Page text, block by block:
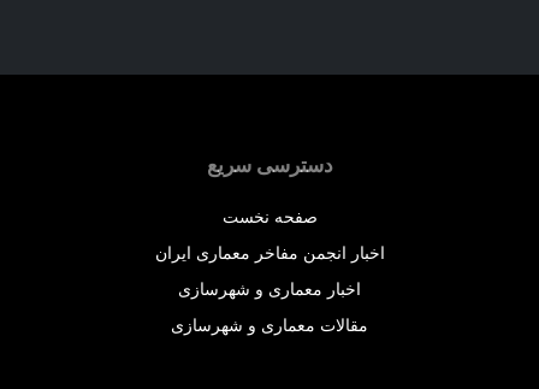
دسترسی سریع
صفحه نخست
اخبار انجمن مفاخر معماری ایران
اخبار معماری و شهرسازی
مقالات معماری و شهرسازی